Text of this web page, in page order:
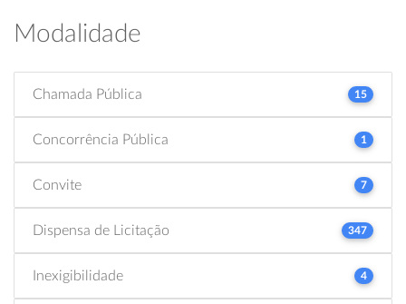
Modalidade
Chamada Pública 15
Concorrência Pública 1
Convite 7
Dispensa de Licitação 347
Inexigibilidade 4